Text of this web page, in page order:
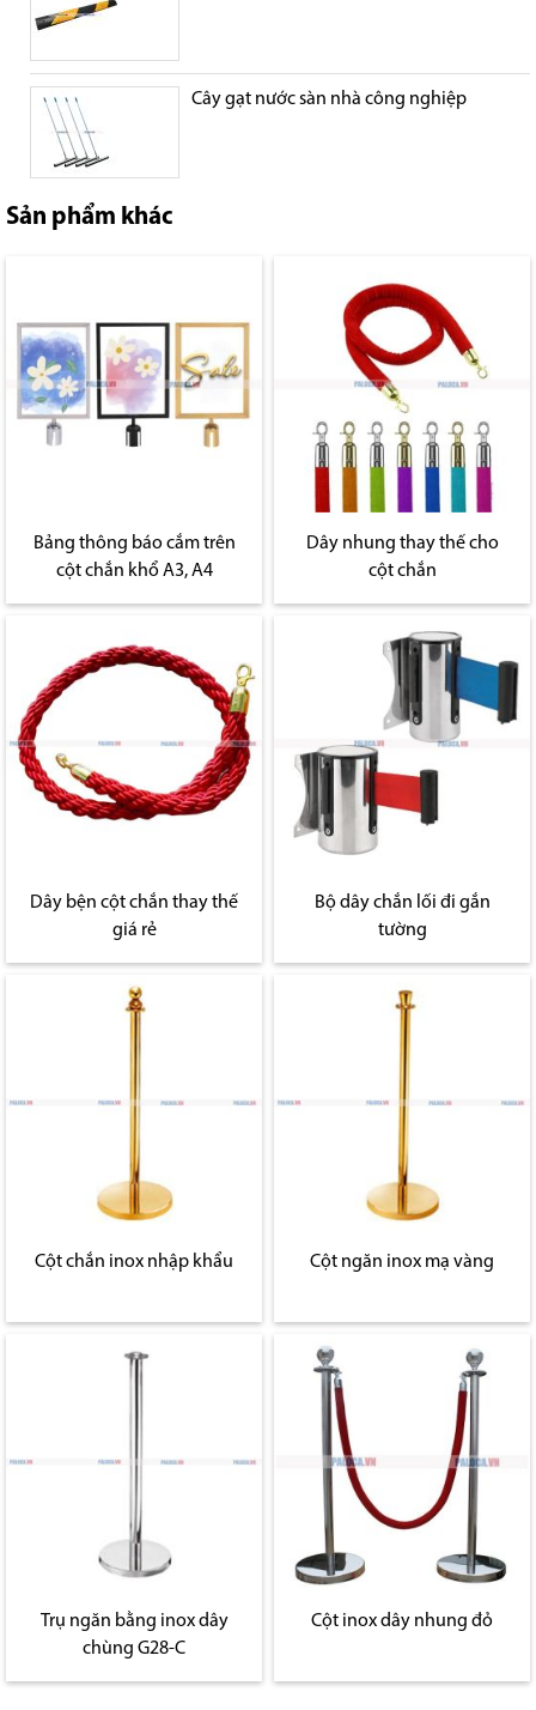
Cây gạt nước sàn nhà công nghiệp
Sản phẩm khác
Bảng thông báo cắm trên
cột chắn khổ A3, A4
Dây nhung thay thế cho
cột chắn
Dây bện cột chắn thay thế
giá rẻ
Bộ dây chắn lối đi gắn
tường
Cột chắn inox nhập khẩu Cột ngăn inox mạ vàng
Trụ ngăn bằng inox dây
chùng G28-C
Cột inox dây nhung đỏ